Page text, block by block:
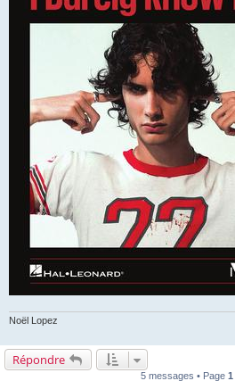
Noël Lopez
Répondre
5 messages • Page 1